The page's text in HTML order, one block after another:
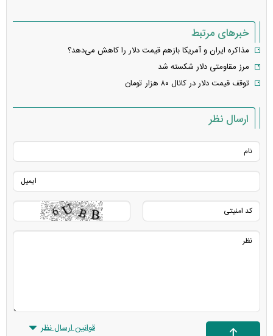
خبرهای مرتبط
مذاکره ایران و آمریکا بازهم قیمت دلار را کاهش می‌دهد؟
مرز مقاومتی دلار شکسته شد
توقف قیمت دلار در کانال ۸۰ هزار تومان
ارسال نظر
قوانین ارسال نظر